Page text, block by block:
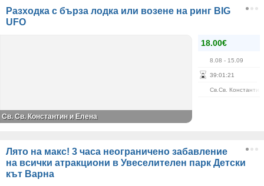
Разходка с бърза лодка или возене на ринг BIG
UFO
18.00€
8.08 - 15.09
39:01 :21
Св.Св.
Св. Св. Константин и Елена
Лято на макс! 3 часа неограничено забавление
на всички атракциони в Увеселителен парк Детски
кът Варна